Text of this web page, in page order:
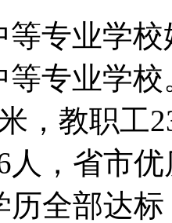
专业学
专业学
，教职工
人，省市
历全部达